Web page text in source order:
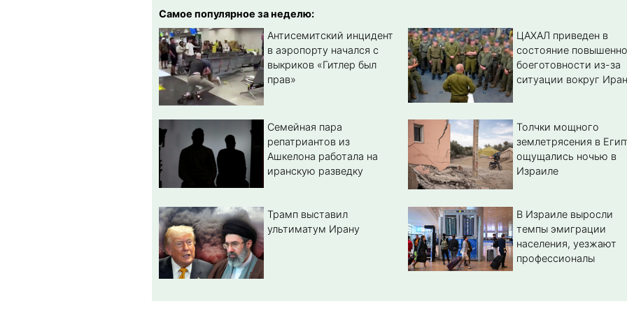
Самое популярное за неделю:
Антисемитский инцидент
в аэропорту начался с
выкриков «Гитлер был
прав»
ЦАХАЛ приведен в
состояние
боеготовности из-за
ситуации вокруг
Семейная пара
репатриантов из
Ашкелона работала на
иранскую разведку
Толчки мощного
землетрясения в
ощущались ночью в
Израиле
Трамп выставил
ультиматум Ирану
В Израиле выросли
темпы эмиграции
населения, уезжают
профессионалы